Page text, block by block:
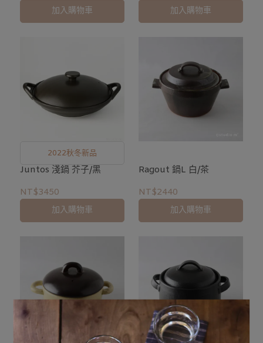
加入購物車 加入購物車
2022秋冬新品
Juntos 淺鍋 芥子/黑
NT$3450
加入購物車
Ragout 鍋L 白/茶
NT$2440
加入購物車